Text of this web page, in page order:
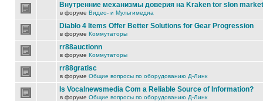
Внутренние механизмы доверия на Kraken tor slon market
в форуме Видео- и Мультимедиа
Diablo 4 Items Offer Better Solutions for Gear Progression
в форуме Коммутаторы
rr88auctionn
в форуме Коммутаторы
rr88gratisc
в форуме Общие вопросы по оборудованию Д-Линк
Is Vocalnewsmedia Com a Reliable Source of Information?
в форуме Общие вопросы по оборудованию Д-Линк